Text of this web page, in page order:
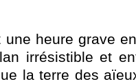
heure grave
irrésistible et
la terre des